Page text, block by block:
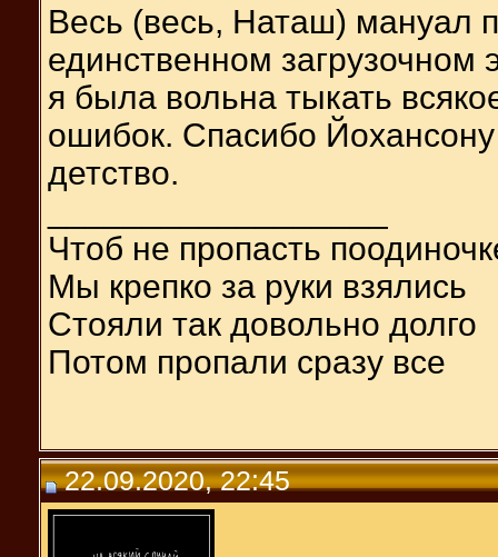
Весь (весь, Наташ) мануал
единственном загрузочном
я была вольна тыкать
ошибок. Спасибо
детство.
Чтоб не пропасть
Мы крепко за руки взялись
Стояли так довольно долго
Потом пропали сразу все
22.09.2020, 22:45